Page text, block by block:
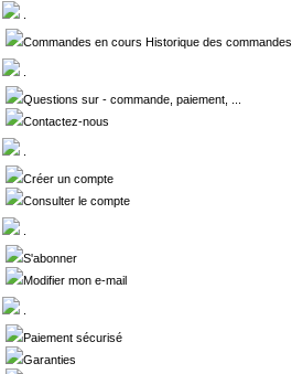
Commandes en cours Historique des commandes
Questions sur - commande, paiement, ...
Contactez-nous
Créer un compte
Consulter le compte
S'abonner
Modifier mon e-mail
Paiement sécurisé
Garanties